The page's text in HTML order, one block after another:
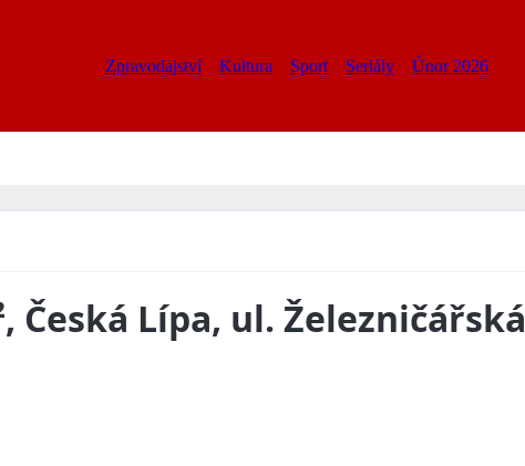
Zpravodajství Kultura Sport Seriály Únor 2026
Česká Lípa, ul. Železničářská